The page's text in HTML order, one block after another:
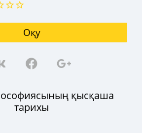
Оқу
қысқаша
тарихы